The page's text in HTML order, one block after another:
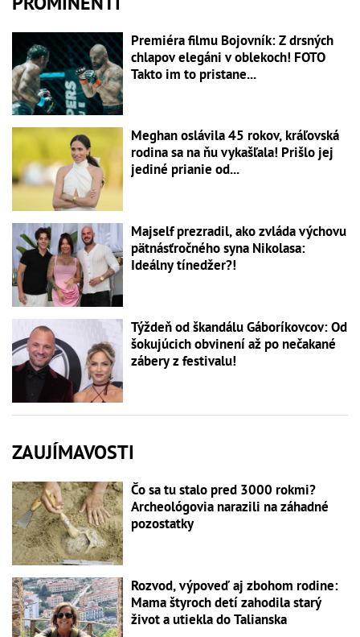
Premiéra filmu Bojovník: Z drsných
chlapov elegáni v oblekoch! FOTO
Takto im to pristane...
Meghan oslávila 45 rokov, kráľovská
rodina sa na ňu vykašľala! Prišlo jej
jediné prianie od...
Majself prezradil, ako zvláda výchovu
pätnásťročného syna Nikolasa:
Ideálny tínedžer?!
Týždeň od škandálu Gáboríkovcov: Od
šokujúcich obvinení až po nečakané
zábery z festivalu!
ZAUJÍMAVOSTI
Čo sa tu stalo pred 3000 rokmi?
Archeológovia narazili na záhadné
pozostatky
Rozvod, výpoveď aj zbohom rodine:
Mama štyroch detí zahodila starý
život a utiekla do Talianska